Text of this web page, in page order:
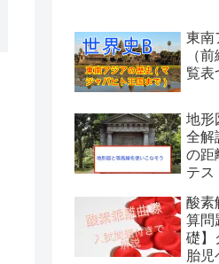
東南
（
覧表
地形
全解
の距
テス
酸素
算問
礎】
胎